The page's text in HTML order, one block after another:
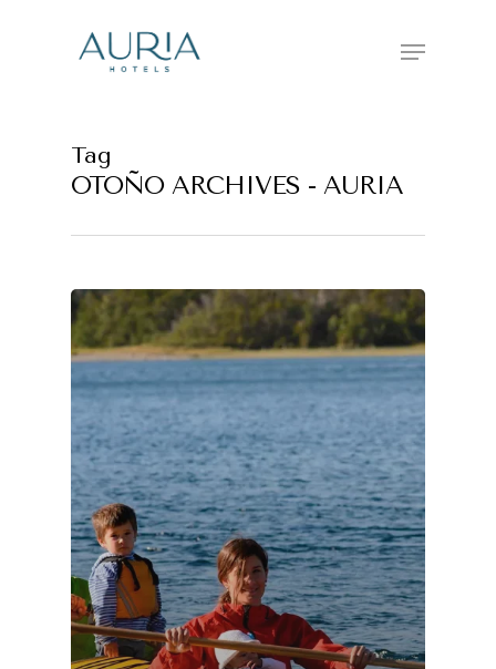
Menu
Tag
OTOÑO ARCHIVES - AURIA